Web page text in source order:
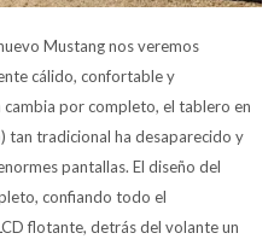
Mustang nos veremos
cálido, confortable y
por completo, el tablero en
tan tradicional ha desaparecido y
pantallas. El diseño del
confiando todo el
flotante, detrás del volante un